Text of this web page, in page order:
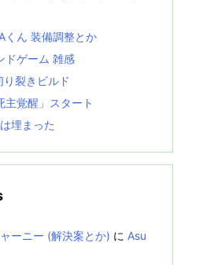
くん 装備調整とか
ドゲーム 雑感
裂きビルド
覚醒」スタート
埋まった
ーニー (解決案とか) に Asu